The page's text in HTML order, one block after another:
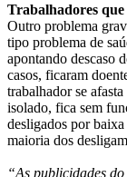
Trabalhadores que
Outro problema
tipo problema de
apontando descaso
casos, ficaram
trabalhador se
isolado, fica sem
desligados por
maioria dos
“As publicidades